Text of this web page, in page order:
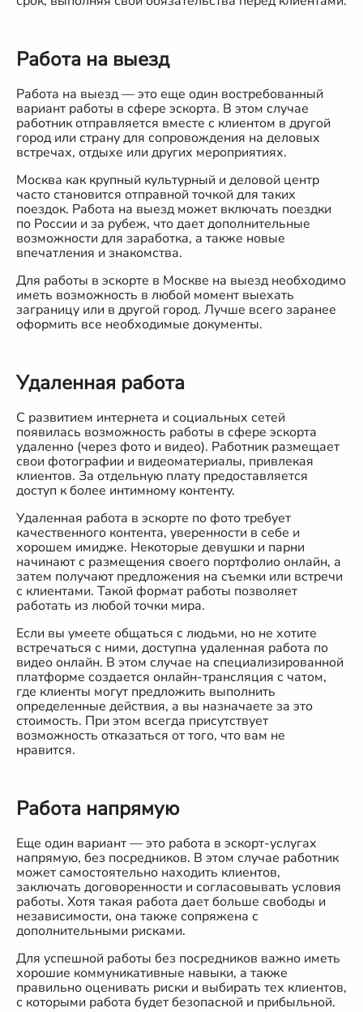
Работа на выезд
Работа на выезд — это еще один востребованный
вариант работы в сфере эскорта. В этом случае
работник отправляется вместе с клиентом в другой
город или страну для сопровождения на деловых
встречах, отдыхе или других мероприятиях.
Москва как крупный культурный и деловой центр
часто становится отправной точкой для таких
поездок. Работа на выезд может включать поездки
по России и за рубеж, что дает дополнительные
возможности для заработка, а также новые
впечатления и знакомства.
Для работы в эскорте в Москве на выезд необходимо
иметь возможность в любой момент выехать
заграницу или в другой город. Лучше всего заранее
оформить все необходимые документы.
Удаленная работа
С развитием интернета и социальных сетей
появилась возможность работы в сфере эскорта
удаленно (через фото и видео). Работник размещает
свои фотографии и видеоматериалы, привлекая
клиентов. За отдельную плату предоставляется
доступ к более интимному контенту.
Удаленная работа в эскорте по фото требует
качественного контента, уверенности в себе и
хорошем имидже. Некоторые девушки и парни
начинают с размещения своего портфолио онлайн, а
затем получают предложения на съемки или встречи
с клиентами. Такой формат работы позволяет
работать из любой точки мира.
Если вы умеете общаться с людьми, но не хотите
встречаться с ними, доступна удаленная работа по
видео онлайн. В этом случае на специализированной
платформе создается онлайн-трансляция с чатом,
где клиенты могут предложить выполнить
определенные действия, а вы назначаете за это
стоимость. При этом всегда присутствует
возможность отказаться от того, что вам не
нравится.
Работа напрямую
Еще один вариант — это работа в эскорт-услугах
напрямую, без посредников. В этом случае работник
может самостоятельно находить клиентов,
заключать договоренности и согласовывать условия
работы. Хотя такая работа дает больше свободы и
независимости, она также сопряжена с
дополнительными рисками.
Для успешной работы без посредников важно иметь
хорошие коммуникативные навыки, а также
правильно оценивать риски и выбирать тех клиентов,
с которыми работа будет безопасной и прибыльной.